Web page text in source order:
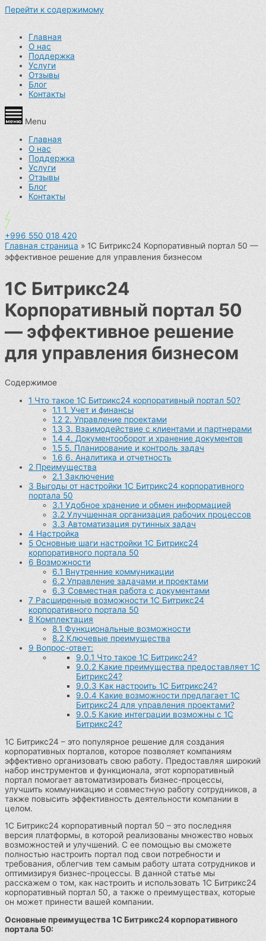
Перейти к содержимому
Главная
О нас
Поддержка
Услуги
Отзывы
Блог
Контакты
Menu
Главная
О нас
Поддержка
Услуги
Отзывы
Блог
Контакты
+996 550 018 420
Главная страница » 1С Битрикс24 Корпоративный портал 50 —
эффективное решение для управления бизнесом
1С Битрикс24
Корпоративный портал 50
— эффективное решение
для управления бизнесом
Содержимое
1 Что такое 1С Битрикс24 корпоративный портал 50?
1.1 1. Учет и финансы
1.2 2. Управление проектами
1.3 3. Взаимодействие с клиентами и партнерами
1.4 4. Документооборот и хранение документов
1.5 5. Планирование и контроль задач
1.6 6. Аналитика и отчетность
2 Преимущества
2.1 Заключение
3 Выгоды от настройки 1С Битрикс24 корпоративного
портала 50
3.1 Удобное хранение и обмен информацией
3.2 Улучшенная организация рабочих процессов
3.3 Автоматизация рутинных задач
4 Настройка
5 Основные шаги настройки 1С Битрикс24
корпоративного портала 50
6 Возможности
6.1 Внутренние коммуникации
6.2 Управление задачами и проектами
6.3 Совместная работа с документами
7 Расширенные возможности 1С Битрикс24
корпоративного портала 50
8 Комплектация
8.1 Функциональные возможности
8.2 Ключевые преимущества
9 Вопрос-ответ:
9.0.1 Что такое 1С Битрикс24?
9.0.2 Какие преимущества предоставляет 1С
Битрикс24?
9.0.3 Как настроить 1С Битрикс24?
9.0.4 Какие возможности предлагает 1С
Битрикс24 для управления проектами?
9.0.5 Какие интеграции возможны с 1С
Битрикс24?
1С Битрикс24 – это популярное решение для создания
корпоративных порталов, которое позволяет компаниям
эффективно организовать свою работу. Предоставляя широкий
набор инструментов и функционала, этот корпоративный
портал помогает автоматизировать бизнес-процессы,
улучшить коммуникацию и совместную работу сотрудников, а
также повысить эффективность деятельности компании в
целом.
1С Битрикс24 корпоративный портал 50 – это последняя
версия платформы, в которой реализованы множество новых
возможностей и улучшений. С ее помощью вы сможете
полностью настроить портал под свои потребности и
требования, облегчив тем самым работу штата сотрудников и
оптимизируя бизнес-процессы. В данной статье мы
расскажем о том, как настроить и использовать 1С Битрикс24
корпоративный портал 50, а также о преимуществах, которые
он может принести вашей компании.
Основные преимущества 1С Битрикс24 корпоративного
портала 50: